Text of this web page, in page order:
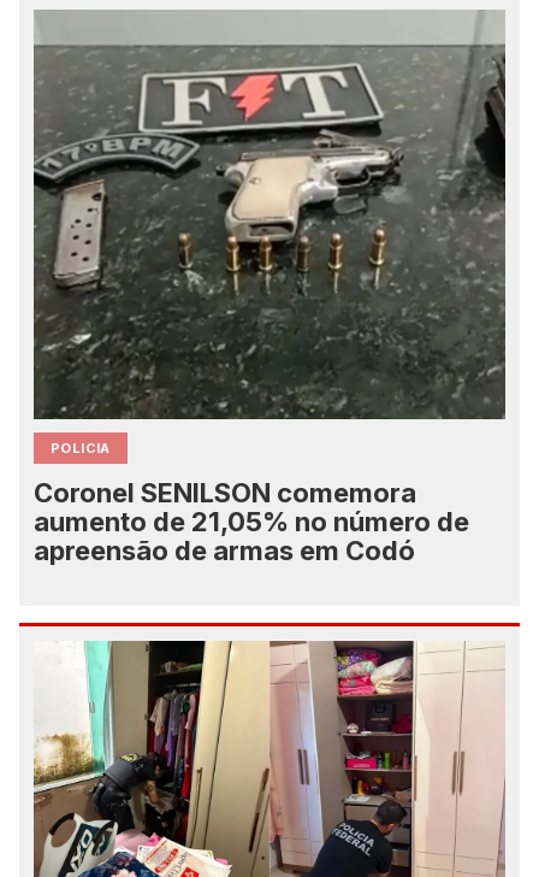
POLICIA
Coronel SENILSON comemora
aumento de 21,05% no número de
apreensão de armas em Codó